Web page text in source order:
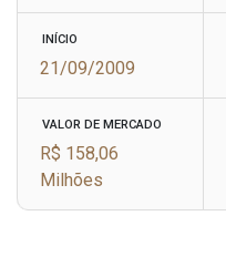
INÍCIO
21/09/2009
VALOR DE MERCADO
R$ 158,06
Milhões